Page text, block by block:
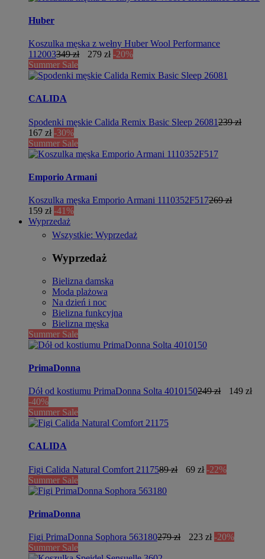
Huber
Koszulka męska z wełny Huber Wool Performance
112003349 zł 279 zł -20%
Summer Sale
CALIDA
Spodenki męskie Calida Remix Basic Sleep 26081239 zł
167 zł -30%
Summer Sale
Emporio Armani
Koszulka męska Emporio Armani 1110352F517269 zł
159 zł -41%
Wyprzedaż
Wszystkie: Wyprzedaż
Wyprzedaż
Bielizna damska
Moda plażowa
Na dzień i noc
Bielizna funkcyjna
Bielizna męska
Summer Sale
PrimaDonna
Dół od kostiumu PrimaDonna Solta 4010150249 zł
149 zł
-40%
Summer Sale
CALIDA
Figi Calida Natural Comfort 2117589 zł 69 zł -22%
Summer Sale
PrimaDonna
Figi PrimaDonna Sophora 563180279 zł 223 zł -20%
Summer Sale